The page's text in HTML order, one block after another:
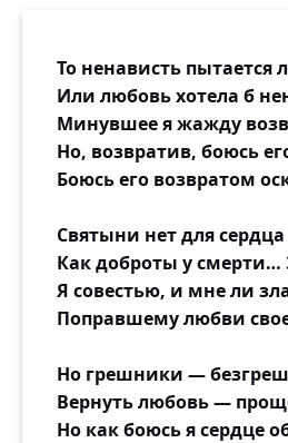
То ненависть пытается
Или любовь хотела б
Минувшее я жажду
Но, возвратив, боюсь
Боюсь его возвратом
Святыни нет для сердца
Как доброты у смерти…
Я совестью, и мне ли
Поправшему любви
Но грешники —
Вернуть любовь —
Но как боюсь я сердце